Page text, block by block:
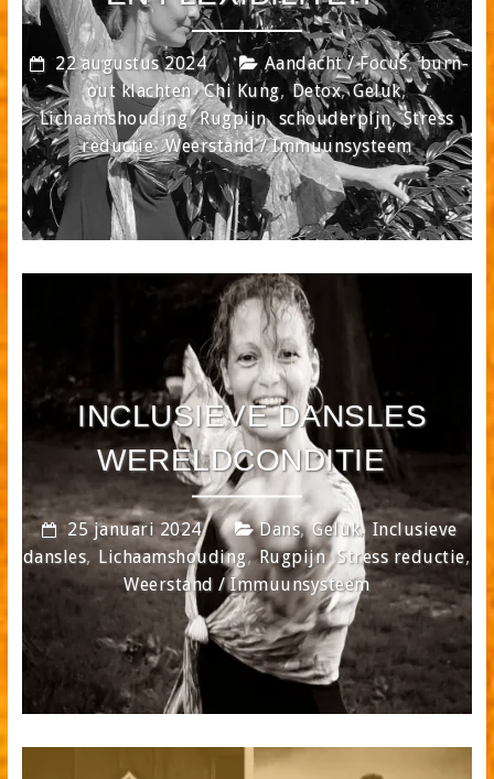
22 augustus 2024 Aandacht / Focus,burn-
out klachten,Chi Kung,Detox,Geluk,
Lichaamshouding,Rugpijn, schouderpijn,Stress
reductie,Weerstand / Immuunsysteem
INCLUSIEVE DANSLES
WERELDCONDITIE
25 januari 2024 Dans,Geluk,Inclusieve
dansles, Lichaamshouding,Rugpijn,Stress reductie,
Weerstand / Immuunsysteem